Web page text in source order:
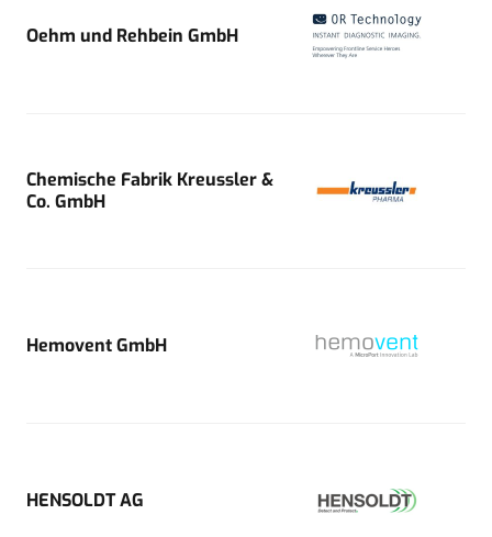
Oehm und Rehbein GmbH
Chemische Fabrik Kreussler &
Co. GmbH
Hemovent GmbH
HENSOLDT AG